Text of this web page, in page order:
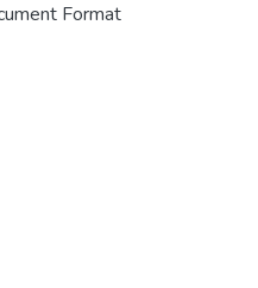
Format